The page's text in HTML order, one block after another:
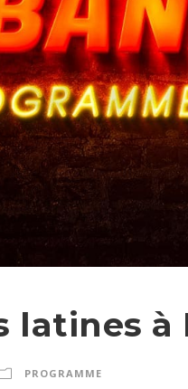
latines à
PROGRAMME